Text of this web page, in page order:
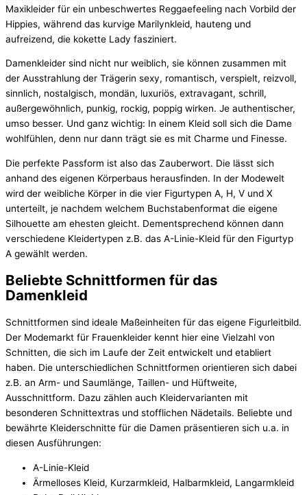
Maxikleider für ein unbeschwertes Reggaefeeling nach Vorbild der
Hippies, während das kurvige Marilynkleid, hauteng und
aufreizend, die kokette Lady fasziniert.
Damenkleider sind nicht nur weiblich, sie können zusammen mit
der Ausstrahlung der Trägerin sexy, romantisch, verspielt, reizvoll,
sinnlich, nostalgisch, mondän, luxuriös, extravagant, schrill,
außergewöhnlich, punkig, rockig, poppig wirken. Je authentischer,
umso besser. Und ganz wichtig: In einem Kleid soll sich die Dame
wohlfühlen, denn nur dann trägt sie es mit Charme und Finesse.
Die perfekte Passform ist also das Zauberwort. Die lässt sich
anhand des eigenen Körperbaus herausfinden. In der Modewelt
wird der weibliche Körper in die vier Figurtypen A, H, V und X
unterteilt, je nachdem welchem Buchstabenformat die eigene
Silhouette am ehesten gleicht. Dementsprechend können dann
verschiedene Kleidertypen z.B. das A-Linie-Kleid für den Figurtyp
A gewählt werden.
Beliebte Schnittformen für das
Damenkleid
Schnittformen sind ideale Maßeinheiten für das eigene Figurleitbild.
Der Modemarkt für Frauenkleider kennt hier eine Vielzahl von
Schnitten, die sich im Laufe der Zeit entwickelt und etabliert
haben. Die unterschiedlichen Schnittformen orientieren sich dabei
z.B. an Arm- und Saumlänge, Taillen- und Hüftweite,
Ausschnittform. Dazu zählen auch Kleidervarianten mit
besonderen Schnittextras und stofflichen Nädetails. Beliebte und
bewährte Kleiderschnitte für die Damen präsentieren sich u.a. in
diesen Ausführungen:
A-Linie-Kleid
Ärmelloses Kleid, Kurzarmkleid, Halbarmkleid, Langarmkleid